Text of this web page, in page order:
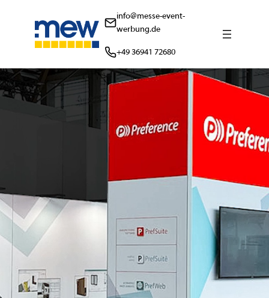
info@messe-event-
werbung.de
+49 36941 72680